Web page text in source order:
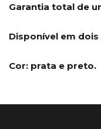
Garantia total de
Disponível em
Cor: prata e preto.